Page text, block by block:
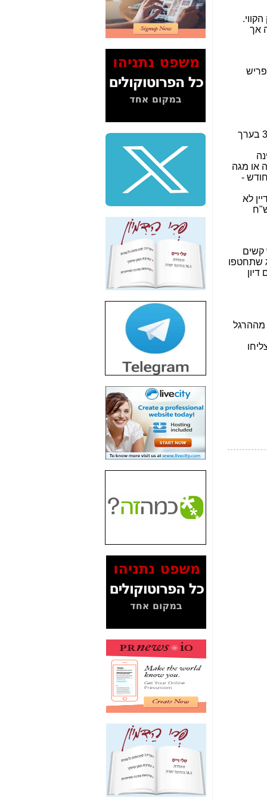
2" על תעלולי השר
משה כחלון -כאן
המשך חשיפת הבלוף
ששמו "מהפיכת
הסלולר" ואיך מסרסים
כאן
סיכום ביקור בסיליקון
שלמה פילבר (עד
לאחרונה מנכ"ל משרד
התקשורת) - עד
מדינה? הצחקתם
"יש אפליה בחקירה"?
חשיפה: למה השר
משה כחלון לא נחקר
עד היום? -
כאן
חשיפת חשד לשחיתות
הדומה לזו של "תיק
הסלולר -
חשיפת מה שלא
רוצים שתדעו בעניין
פריסת אנלימיטד
(בניחוח בלתי נסבל) -
כאן
חשיפה: איוב קרא
אישר לקבוצת סלקום
בדיוק מה שביבי אישר
כאן
האם השר איוב קרא
היה צריך בכלל לחתום
על האישור, שנתן
האם ביבי וקרא קבלו
בכלל תמורה עבור
המסמכים בנושא בזק-
Yes (תיק 4000)
מוכיחים "תפירת תיק"
לאיש הלא נכון! -כאן
עובדות ומסמכים
האם ביבי כשר
תקשורת עזר לקב'
בזק? -כאן
מה מקור ה-Fake
News שהביא לתפירת
תיק לביבי והעלמת
החשודים הנכונים -כאן
אחת הרגליים של "תיק
4000 התפור"
התמוטטה היום
בניצחון (כפול) של בזק
-
כאן
איך כתבות מפנקות